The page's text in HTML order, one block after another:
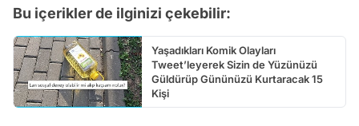
Bu içerikler de ilginizi çekebilir:
Yaşadıkları Komik Olayları
Tweet’leyerek Sizin de Yüzünüzü
Güldürüp Gününüzü Kurtaracak 15
Kişi